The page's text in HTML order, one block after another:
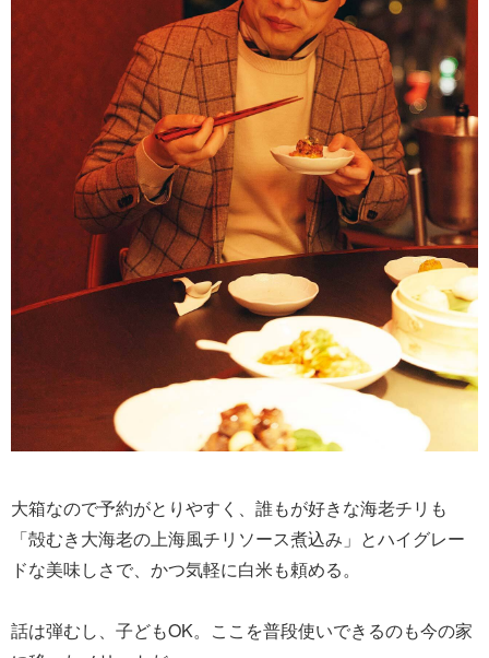
大箱なので予約がとりやすく、誰もが好きな海老チリも
「殻むき大海老の上海風チリソース煮込み」とハイグレー
ドな美味しさで、かつ気軽に白米も頼める。
話は弾むし、子どもOK。ここを普段使いできるのも今の家